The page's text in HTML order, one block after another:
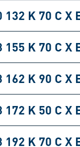
132 K 70 C X
155 K 70 C X
162 K 90 C X
172 K 50 C X
192 K 70 C X